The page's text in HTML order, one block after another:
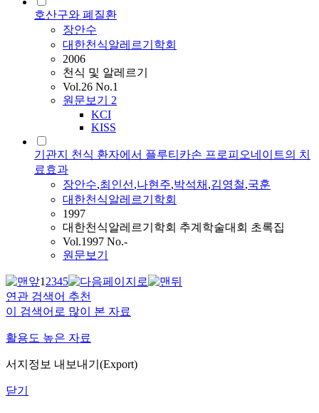
호산구와 폐질환
장안수
대한천식알레르기학회
2006
천식 및 알레르기
Vol.26 No.1
원문보기 2
KCI
KISS
기관지 천식 환자에서 플루티카손 프로피오네이트의 치
료효과
장안수,최인선,나현주,박석채 ,김영철,국훈
대한천식알레르기학회
1997
대한천식알레르기학회 추계학술대회 초록집
Vol.1997 No.-
원문보기
12345
연관 검색어 추천
이 검색어로 많이 본 자료
활용도 높은 자료
서지정보 내보내기(Export)
닫기